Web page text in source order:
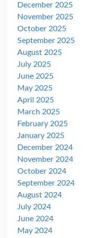
December 2025
November 2025
October 2025
September 2025
August 2025
July 2025
June 2025
May 2025
April 2025
March 2025
February 2025
January 2025
December 2024
November 2024
October 2024
September 2024
August 2024
July 2024
June 2024
May 2024